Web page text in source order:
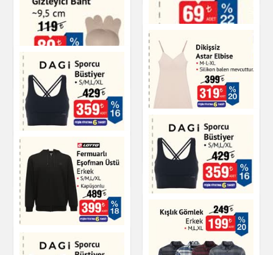
Soket Çorap Erkek
Giyim
Soket Çorap Erkek
Giyim
Göğüs Dikleştirici
Gizleyici Bant
Giyim
Dikişsiz Astar Elbise
Giyim
DAGI Sporcu Büstiyer
Giyim
DAGI Sporcu Büstiyer
Fermuarlı Eşofman
Üstü Erkek